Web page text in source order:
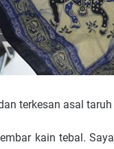
terkesan asal
kain tebal.